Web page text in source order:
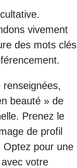
vivement
des mots clés
beauté » de
Prenez le
de profil
Optez pour une
votre